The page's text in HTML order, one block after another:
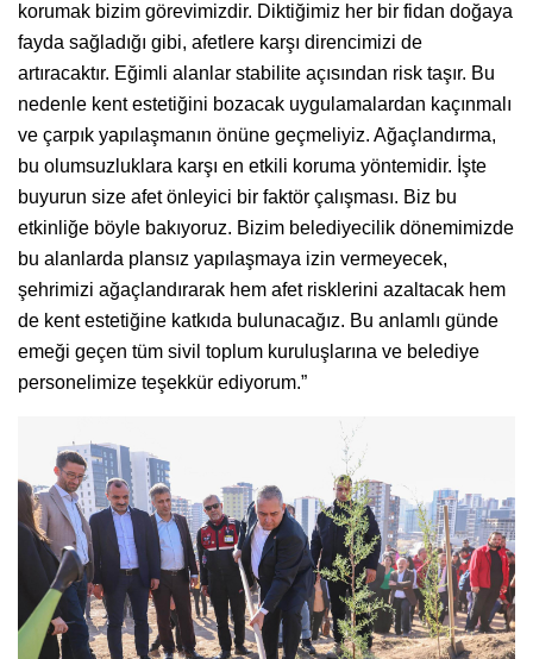
korumak bizim görevimizdir. Diktiğimiz her bir fidan doğaya
fayda sağladığı gibi, afetlere karşı direncimizi de
artıracaktır. Eğimli alanlar stabilite açısından risk taşır. Bu
nedenle kent estetiğini bozacak uygulamalardan kaçınmalı
ve çarpık yapılaşmanın önüne geçmeliyiz. Ağaçlandırma,
bu olumsuzluklara karşı en etkili koruma yöntemidir. İşte
buyurun size afet önleyici bir faktör çalışması. Biz bu
etkinliğe böyle bakıyoruz. Bizim belediyecilik dönemimizde
bu alanlarda plansız yapılaşmaya izin vermeyecek,
şehrimizi ağaçlandırarak hem afet risklerini azaltacak hem
de kent estetiğine katkıda bulunacağız. Bu anlamlı günde
emeği geçen tüm sivil toplum kuruluşlarına ve belediye
personelimize teşekkür ediyorum.”